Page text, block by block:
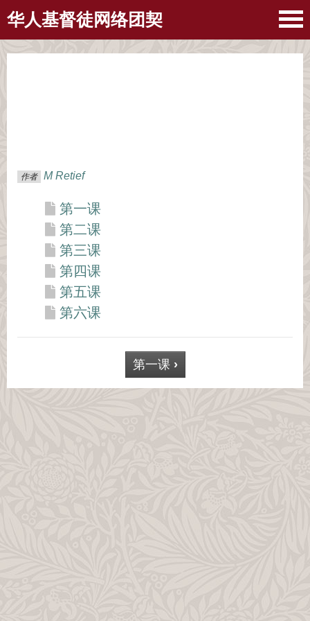
华人基督徒网络团契
作者 M Retief
第一课
第二课
第三课
第四课
第五课
第六课
第一课 ›